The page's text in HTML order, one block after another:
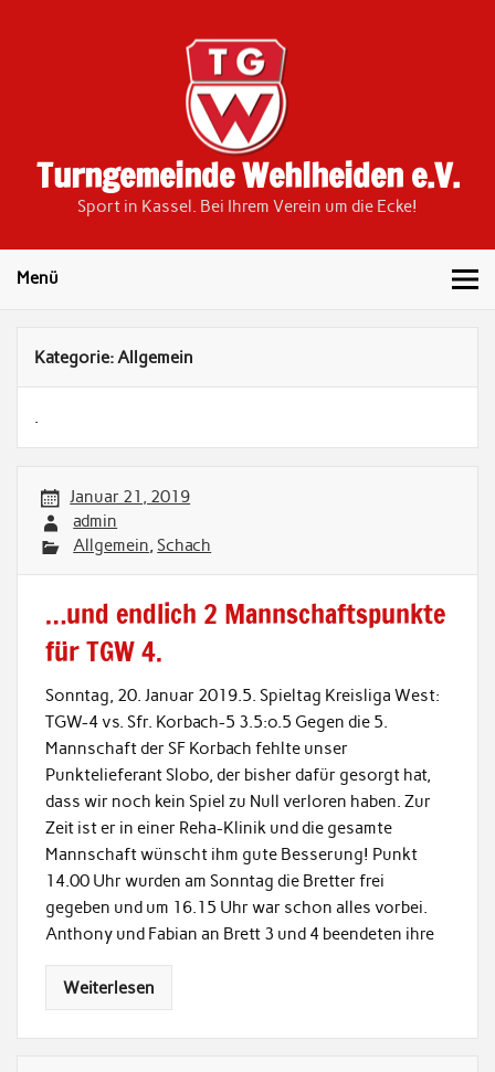
Turngemeinde Wehlheiden e.V.
Sport in Kassel. Bei Ihrem Verein um die Ecke!
Menü
Kategorie:Allgemein
.
Januar 21, 2019
admin
Allgemein ,Schach
…und endlich 2 Mannschaftspunkte
für TGW 4.
Sonntag, 20. Januar 2019.5. Spieltag Kreisliga West:
TGW-4 vs. Sfr. Korbach-5 3.5:o.5 Gegen die 5.
Mannschaft der SF Korbach fehlte unser
Punktelieferant Slobo, der bisher dafür gesorgt hat,
dass wir noch kein Spiel zu Null verloren haben. Zur
Zeit ist er in einer Reha-Klinik und die gesamte
Mannschaft wünscht ihm gute Besserung! Punkt
14.00 Uhr wurden am Sonntag die Bretter frei
gegeben und um 16.15 Uhr war schon alles vorbei.
Anthony und Fabian an Brett 3 und 4 beendeten ihre
Weiterlesen